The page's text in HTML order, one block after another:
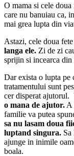
O mama si cele
care nu banuiau ca,
mai grea lupta din
Astazi, cele doua
langa ele. Zi de zi
sprijin si incearca din
Dar exista o lupta pe
tratamentului sunt
cer disperat ajutorul.
o mana de ajutor. A
familie va putea
sa nu lasam doua
luptand singura. Sa
ajunge in inimile
boala.